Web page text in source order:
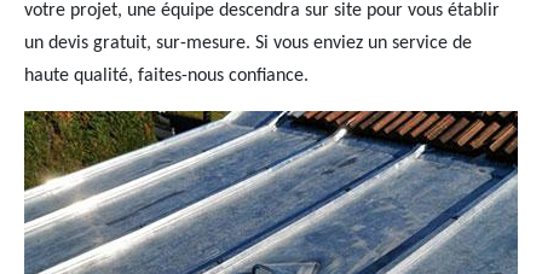
votre projet, une équipe descendra sur site pour vous établir
un devis gratuit, sur-mesure. Si vous enviez un service de
haute qualité, faites-nous confiance.